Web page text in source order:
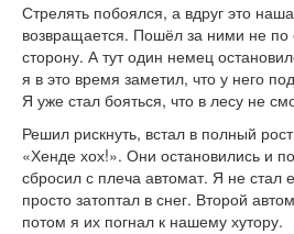
Стрелять побоялся, а вдруг это
возвращается. Пошёл за ними не по
сторону. А тут один немец
я в это время заметил, что у него
Я уже стал бояться, что в лесу не
Решил рискнуть, встал в полный
«Хенде хох!». Они остановились и
сбросил с плеча автомат. Я не стал
просто затоптал в снег. Второй
потом я их погнал к нашему хутору.